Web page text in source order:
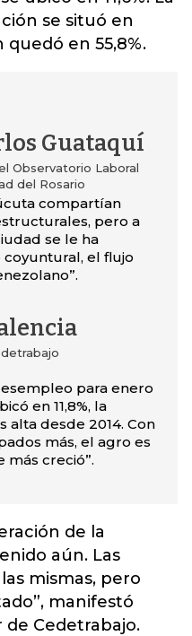
se situó en
quedó en 55,8%.
Guataquí
Observatorio Laboral
del Rosario
compartían
pero a
se le ha
el flujo
para enero
en 11,8%, la
alta desde 2014. Con
más, el agro es
más creció”.
de la
aún. Las
mismas, pero
manifestó
de Cedetrabajo.